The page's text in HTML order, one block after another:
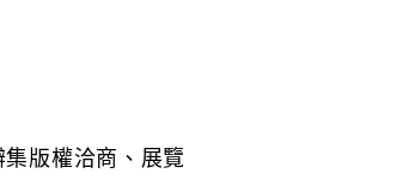
版權洽商、展覽